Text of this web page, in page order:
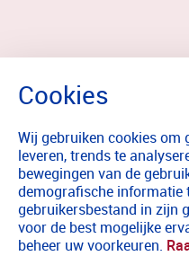
Wij gebruiken cookies om
leveren, trends te
bewegingen van de
demografische informatie
gebruikersbestand in zijn
voor de best mogelijke
beheer uw voorkeuren.